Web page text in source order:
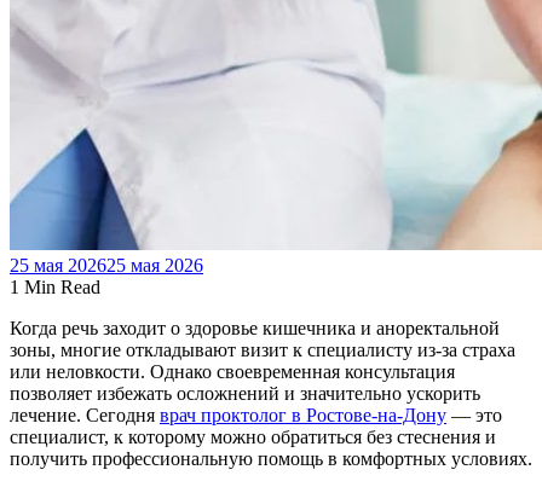
25 мая 202625 мая 2026
1 Min Read
Когда речь заходит о здоровье кишечника и аноректальной
зоны, многие откладывают визит к специалисту из-за страха
или неловкости. Однако своевременная консультация
позволяет избежать осложнений и значительно ускорить
лечение. Сегодня врач проктолог в Ростове-на-Дону — это
специалист, к которому можно обратиться без стеснения и
получить профессиональную помощь в комфортных условиях.